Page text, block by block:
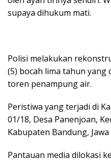
supaya dihukum mati.
Polisi melakukan
(5) bocah lima tahun yang
toren penampung air.
Peristiwa yang terjadi di
01/18, Desa Panenjoan,
Kabupaten Bandung, Jawa
Pantauan media dilokasi